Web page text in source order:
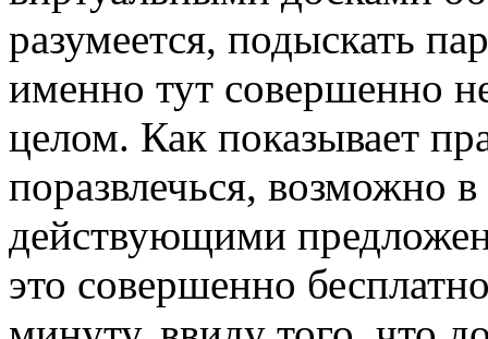
разумеется, подыскать
именно тут совершенно
целом. Как показывает
поразвлечься, возможно
действующими
это совершенно